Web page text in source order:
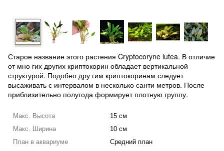
Старое название этого растения Cryptocoryne lutea. В отличие
от мно гих других криптокорин обладает вертикальной
структурой. Подобно дру гим криптокоринам следует
высаживать с интервалом в несколько санти метров. После
приблизительно полугода формирует плотную группу.
Макс. Высота
15 см
Макс. Ширина
10 см
План в аквариуме
Средний план